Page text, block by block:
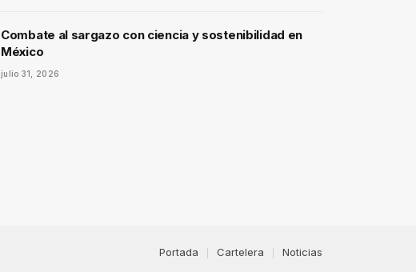
Combate al sargazo con ciencia y sostenibilidad en
México
julio 31, 2026
Portada Cartelera Noticias